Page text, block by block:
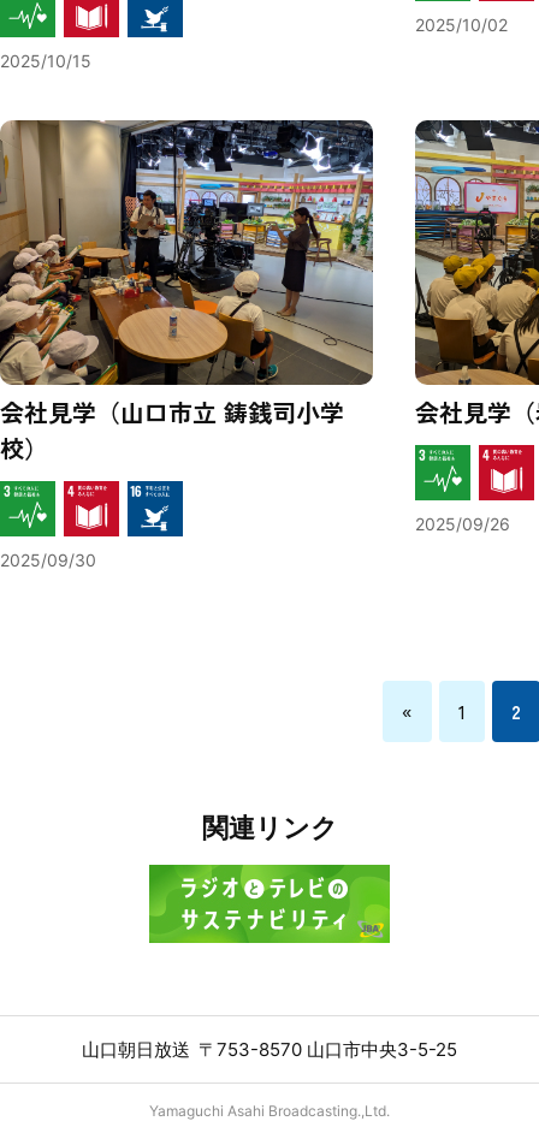
2025/10/15
2025/10/02
会社見学（山口市立 鋳銭司小学
校）
2025/09/30
会社見学
2025/09/26
« 1 2
関連リンク
山口朝日放送 〒753-8570 山口市中央3-5-25
Yamaguchi Asahi Broadcasting.,Ltd.